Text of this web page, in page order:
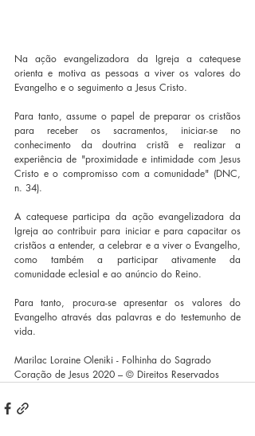
Na ação evangelizadora da Igreja a catequese
orienta e motiva as pessoas a viver os valores do
Evangelho e o seguimento a Jesus Cristo.
Para tanto, assume o papel de preparar os cristãos
para receber os sacramentos, iniciar-se no
conhecimento da doutrina cristã e realizar a
experiência de "proximidade e intimidade com Jesus
Cristo e o compromisso com a comunidade" (DNC,
n. 34).
A catequese participa da ação evangelizadora da
Igreja ao contribuir para iniciar e para capacitar os
cristãos a entender, a celebrar e a viver o Evangelho,
como também a participar ativamente da
comunidade eclesial e ao anúncio do Reino.
Para tanto, procura-se apresentar os valores do
Evangelho através das palavras e do testemunho de
vida.
Marilac Loraine Oleniki - Folhinha do Sagrado
Coração de Jesus 2020 – © Direitos Reservados